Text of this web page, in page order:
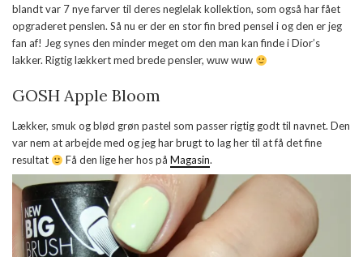
blandt var 7 nye farver til deres neglelak kollektion, som også har fået
opgraderet penslen. Så nu er der en stor fin bred pensel i og den er jeg
fan af! Jeg synes den minder meget om den man kan finde i Dior’s
lakker. Rigtig lækkert med brede pensler, wuw wuw
GOSH Apple Bloom
Lækker, smuk og blød grøn pastel som passer rigtig godt til navnet. Den
var nem at arbejde med og jeg har brugt to lag her til at få det fine
resultat
Få den lige her hos på Magasin.